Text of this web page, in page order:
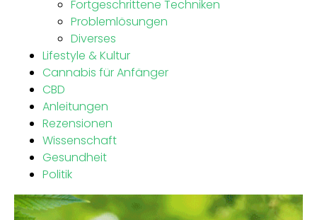
Fortgeschrittene Techniken
Problemlösungen
Diverses
Lifestyle & Kultur
Cannabis für Anfänger
CBD
Anleitungen
Rezensionen
Wissenschaft
Gesundheit
Politik